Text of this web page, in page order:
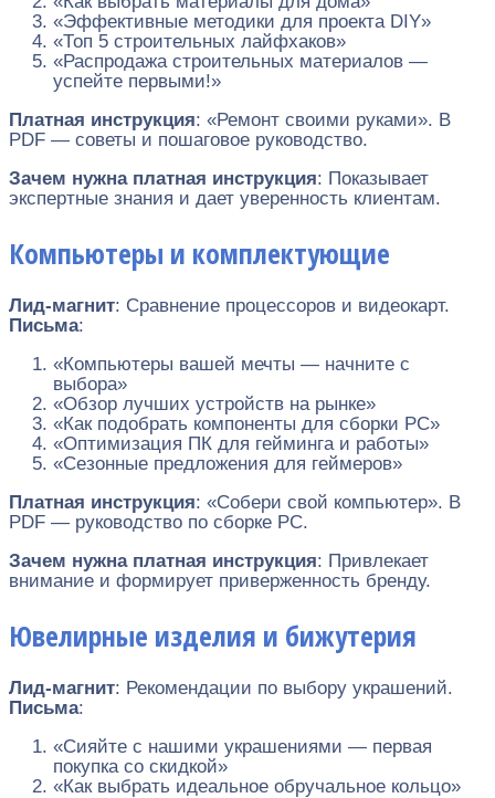
«Эффективные методики для проекта DIY»
«Топ 5 строительных лайфхаков»
«Распродажа строительных материалов —
успейте первыми!»
Платная инструкция: «Ремонт своими руками». В
PDF — советы и пошаговое руководство.
Зачем нужна платная инструкция: Показывает
экспертные знания и дает уверенность клиентам.
Компьютеры и комплектующие
Лид-магнит: Сравнение процессоров и видеокарт.
Письма:
«Компьютеры вашей мечты — начните с
выбора»
«Обзор лучших устройств на рынке»
«Как подобрать компоненты для сборки PC»
«Оптимизация ПК для гейминга и работы»
«Сезонные предложения для геймеров»
Платная инструкция: «Собери свой компьютер». В
PDF — руководство по сборке PC.
Зачем нужна платная инструкция: Привлекает
внимание и формирует приверженность бренду.
Ювелирные изделия и бижутерия
Лид-магнит: Рекомендации по выбору украшений.
Письма:
«Сияйте с нашими украшениями — первая
покупка со скидкой»
«Как выбрать идеальное обручальное кольцо»